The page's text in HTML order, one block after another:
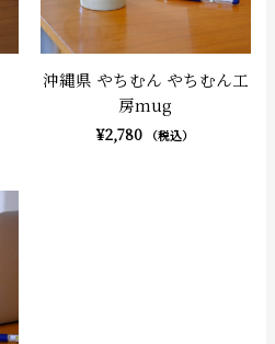
沖縄県 やちむん やちむん工
房mug
¥2,780 （税込）